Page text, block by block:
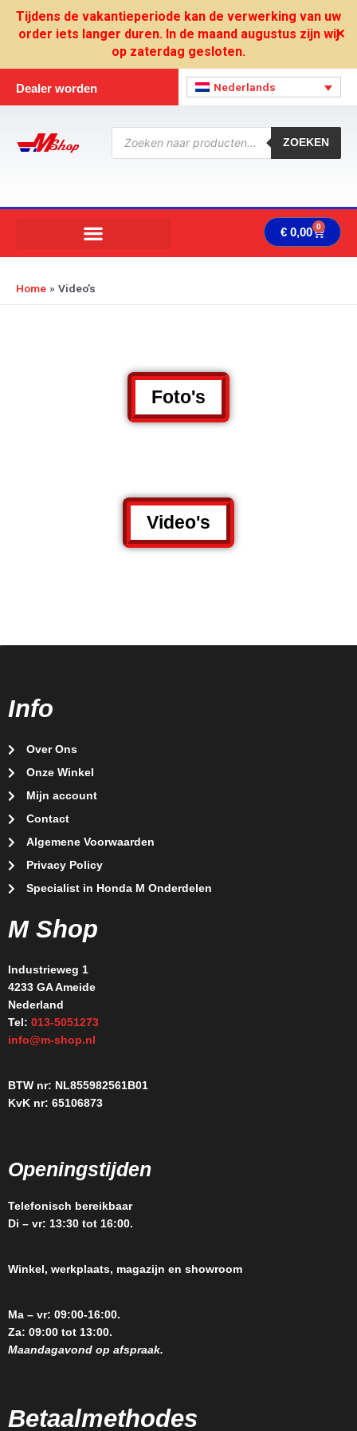
Tijdens de vakantieperiode kan de verwerking van uw
order iets langer duren. In de maand augustus zijn wij
op zaterdag gesloten.
✕
Dealer worden Nederlands
Producten
zoeken
ZOEKEN
€ 0,00 0
Home Video’s
Foto's
Video's
Info
Over Ons
Onze Winkel
Mijn account
Contact
Algemene Voorwaarden
Privacy Policy
Specialist in Honda M Onderdelen
M Shop
Industrieweg 1
4233 GA Ameide
Nederland
Tel: 013-5051273
info@m-shop.nl
BTW nr: NL855982561B01
KvK nr: 65106873
Openingstijden
Telefonisch bereikbaar
Di – vr: 13:30 tot 16:00.
Winkel, werkplaats, magazijn en showroom
Ma – vr: 09:00-16:00.
Za: 09:00 tot 13:00.
Maandagavond op afspraak.
Betaalmethodes